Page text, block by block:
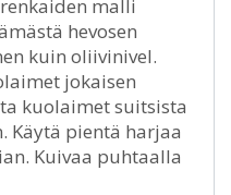
malli
hevosen
kuin oliivinivel.
jokaisen
kuolaimet suitsista
Käytä pientä harjaa
Kuivaa puhtaalla